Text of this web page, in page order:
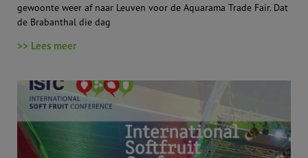
gewoonte weer af naar Leuven voor de Aquarama Trade Fair. Dat
de Brabanthal die dag
>> Lees meer